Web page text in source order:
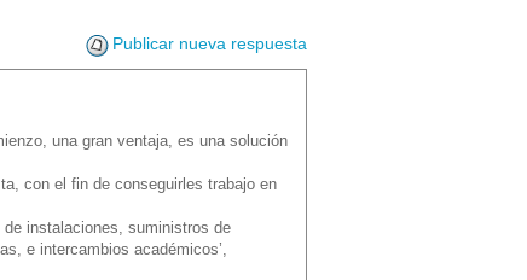
Publicar nueva respuesta
una gran ventaja, es una solución
con el fin de conseguirles trabajo en
instalaciones, suministros de
e intercambios académicos’,